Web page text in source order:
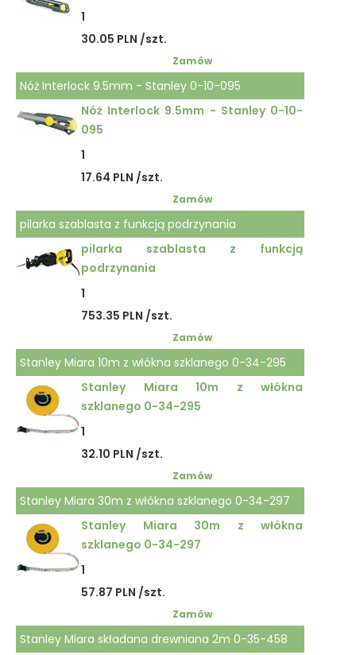
1
30.05 PLN /szt.
Zamów
Nóż Interlock 9.5mm - Stanley 0-10-095
Nóż Interlock 9.5mm - Stanley 0-10-
095
1
17.64 PLN /szt.
Zamów
pilarka szablasta z funkcją podrzynania
pilarka szablasta z funkcją
podrzynania
1
753.35 PLN /szt.
Zamów
Stanley Miara 10m z włókna szklanego 0-34-295
Stanley Miara 10m z włókna
szklanego 0-34-295
1
32.10 PLN /szt.
Zamów
Stanley Miara 30m z włókna szklanego 0-34-297
Stanley Miara 30m z włókna
szklanego 0-34-297
1
57.87 PLN /szt.
Zamów
Stanley Miara składana drewniana 2m 0-35-458